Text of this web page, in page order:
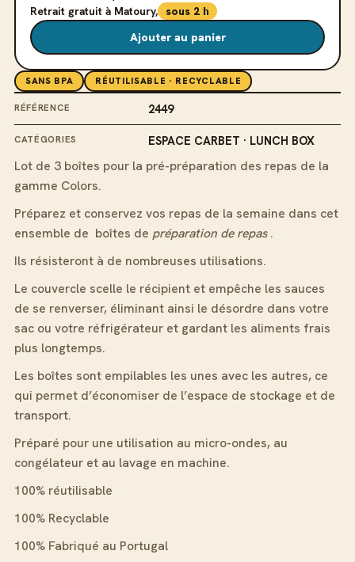
Retrait gratuit à Matoury,
sous 2 h
Ajouter au panier
SANS BPA RÉUTILISABLE · RECYCLABLE
RÉFÉRENCE 2449
CATÉGORIES ESPACE CARBET · LUNCH BOX
Lot de 3 boîtes pour la pré-préparation des repas de la
gamme Colors.
Préparez et conservez vos repas de la semaine dans cet
ensemble de boîtes de préparation de repas.
Ils résisteront à de nombreuses utilisations.
Le couvercle scelle le récipient et empêche les sauces
de se renverser, éliminant ainsi le désordre dans votre
sac ou votre réfrigérateur et gardant les aliments frais
plus longtemps.
Les boîtes sont empilables les unes avec les autres, ce
qui permet d’économiser de l’espace de stockage et de
transport.
Préparé pour une utilisation au micro-ondes, au
congélateur et au lavage en machine.
100% réutilisable
100% Recyclable
100% Fabriqué au Portugal